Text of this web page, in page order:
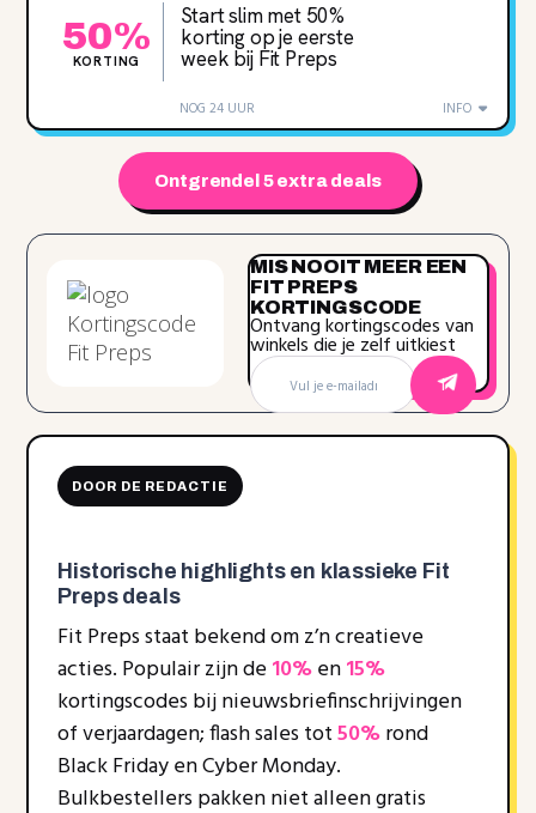
50%
KORTING
Start slim met 50%
korting op je eerste
week bij Fit Preps
NOG 24 UUR INFO
Ontgrendel 5 extra deals
MIS NOOIT MEER EEN
FIT PREPS
KORTINGSCODE
Ontvang kortingscodes van
winkels die je zelf uitkiest
DOOR DE REDACTIE
Historische highlights en klassieke Fit
Preps deals
Fit Preps staat bekend om z’n creatieve
acties. Populair zijn de10%en15%
kortingscodes bij nieuwsbriefinschrijvingen
of verjaardagen; flash sales tot50%rond
Black Friday en Cyber Monday.
Bulkbestellers pakken niet alleen gratis